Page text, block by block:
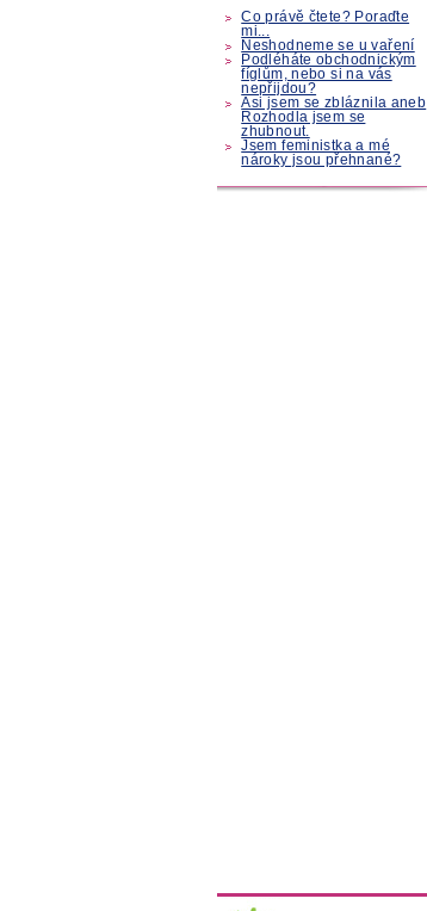
Co právě čtete? Poraďte
mi...
Neshodneme se u vaření
Podléháte obchodnickým
fíglům, nebo si na vás
nepřijdou?
Asi jsem se zbláznila aneb
Rozhodla jsem se
zhubnout.
Jsem feministka a mé
nároky jsou přehnané?